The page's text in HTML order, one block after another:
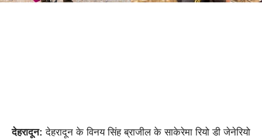
देहरादून:देहरादून के विनय सिंह ब्राजील के साकेरेमा रियो डी जेनेरियो